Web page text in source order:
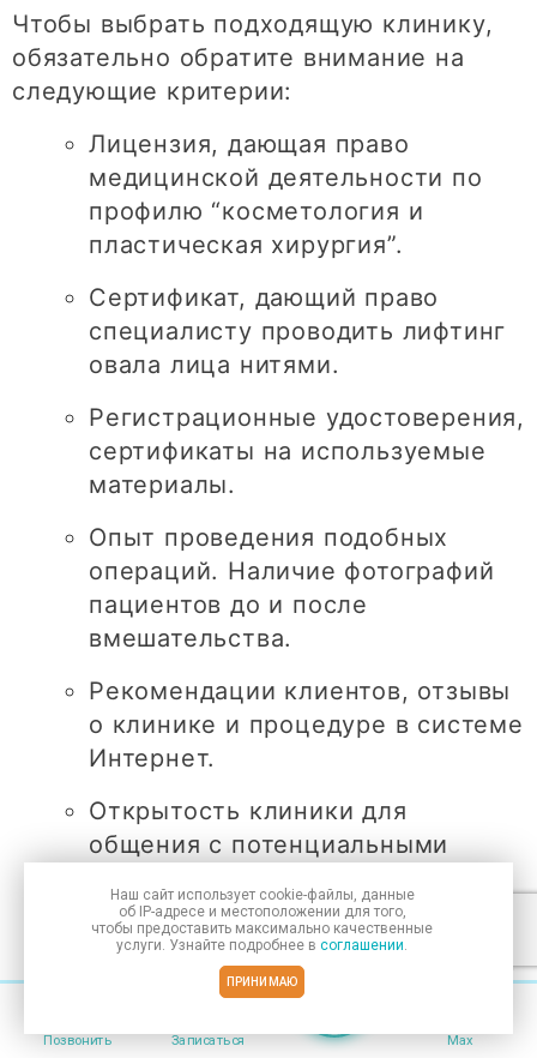
Чтобы выбрать подходящую клинику,
обязательно обратите внимание на
следующие критерии:
Лицензия, дающая право
медицинской деятельности по
профилю “косметология и
пластическая хирургия”.
Сертификат, дающий право
специалисту проводить лифтинг
овала лица нитями.
Регистрационные удостоверения,
сертификаты на используемые
материалы.
Опыт проведения подобных
операций. Наличие фотографий
пациентов до и после
вмешательства.
Рекомендации клиентов, отзывы
о клинике и процедуре в системе
Интернет.
Открытость клиники для
общения с потенциальными
Наличие системы лояльности,
практика длительного общения с
пациентами, оказание
консультативной помощи после
Позвонить Записаться
Max
Наш сайт использует cookie-файлы, данные
об IP-адресеи местоположении для того,
чтобы предоставить максимально качественные
услуги. Узнайте подробнее в соглашении.
ПРИНИМАЮ